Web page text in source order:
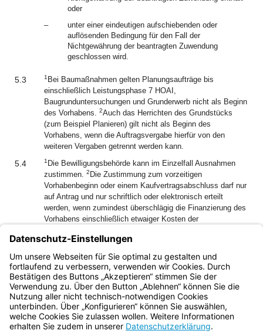
oder
–
unter einer eindeutigen aufschiebenden oder
auflösenden Bedingung für den Fall der
Nichtgewährung der beantragten Zuwendung
geschlossen wird.
5.3 1 Bei Baumaßnahmen gelten Planungsaufträge bis
einschließlich Leistungsphase 7 HOAI,
Baugrunduntersuchungen und Grunderwerb nicht als Beginn
des Vorhabens. 2Auch das Herrichten des Grundstücks
(zum Beispiel Planieren) gilt nicht als Beginn des
Vorhabens, wenn die Auftragsvergabe hierfür von den
weiteren Vergaben getrennt werden kann.
5.4 1 Die Bewilligungsbehörde kann im Einzelfall Ausnahmen
zustimmen. 2 Die Zustimmung zum vorzeitigen
Vorhabenbeginn oder einem Kaufvertragsabschluss darf nur
auf Antrag und nur schriftlich oder elektronisch erteilt
werden, wenn zumindest überschlägig die Finanzierung des
Vorhabens einschließlich etwaiger Kosten der
und die Maßnahme sachlich geprüft ist.
darf das Vorhaben aus sachlichen oder wirtschaftlichen
Gründen keinen Aufschub dulden.
Bayern.de
BayernPortal